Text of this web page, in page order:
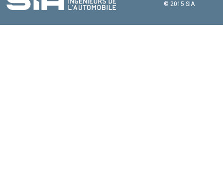
© 2015 SIA